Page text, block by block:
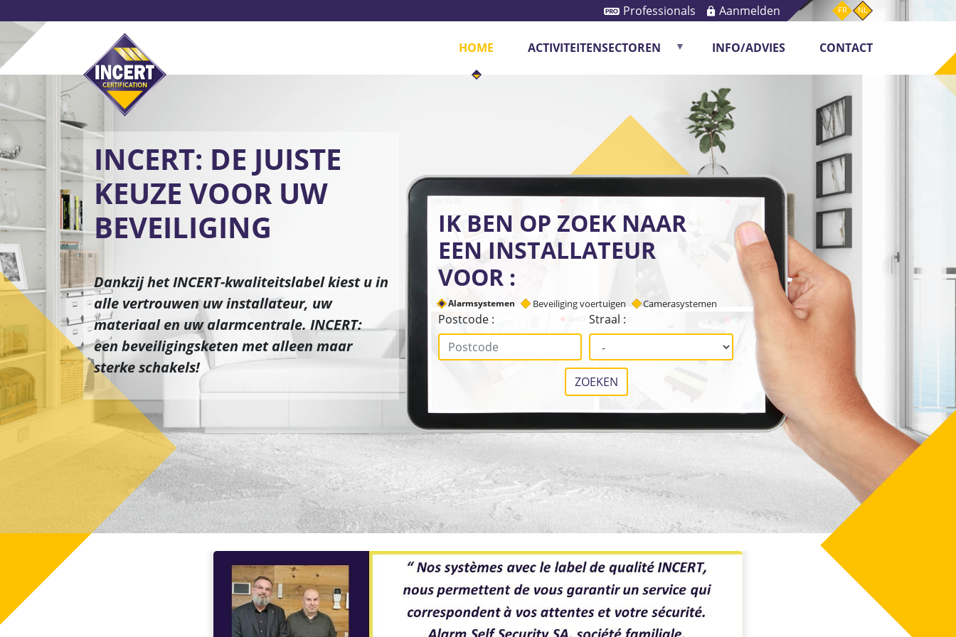
en
naar
de
inhoud
gaan
Professionals Aanmelden FR NL
HOME ACTIVITEITENSECTOREN INFO/ADVIES CONTACT
INCERT: DE JUISTE
KEUZE VOOR UW
BEVEILIGING
Dankzij het INCERT-kwaliteitslabel kiest u in
alle vertrouwen uw installateur, uw
materiaal en uw alarmcentrale. INCERT:
een beveiligingsketen met alleen maar
sterke schakels!
IK BEN OP ZOEK NAAR
EEN INSTALLATEUR
VOOR :
Alarmsystemen Beveiliging voertuigen Camerasystemen
Postcode : Straal :